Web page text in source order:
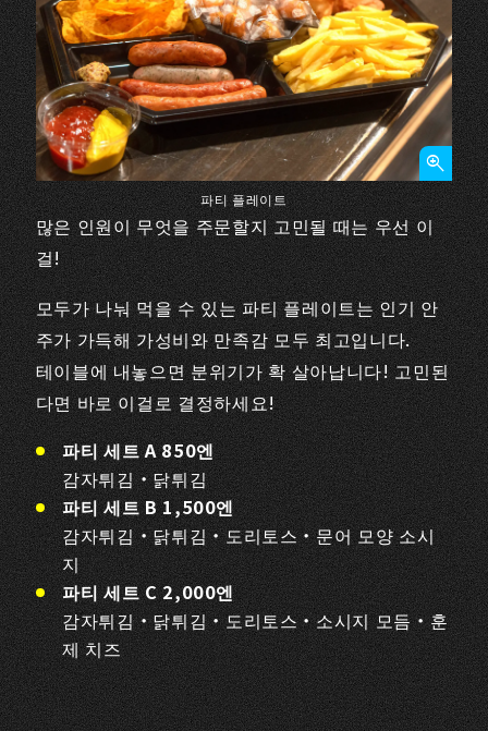
파티 플레이트
많은 인원이 무엇을 주문할지 고민될 때는 우선 이
걸!
모두가 나눠 먹을 수 있는 파티 플레이트는 인기 안
주가 가득해 가성비와 만족감 모두 최고입니다.
테이블에 내놓으면 분위기가 확 살아납니다! 고민된
다면 바로 이걸로 결정하세요!
파티 세트 A 850엔
감자튀김・닭튀김
파티 세트 B 1,500엔
감자튀김・닭튀김・도리토스・문어 모양 소시
지
파티 세트 C 2,000엔
감자튀김・닭튀김・도리토스・소시지 모듬・훈
제 치즈